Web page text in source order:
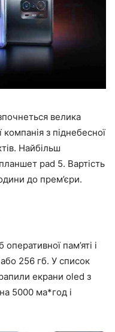
велика
з піднебесної
Найбільш
pad 5. Вартість
до прем’єри.
пам’яті і
256 гб. У список
екрани oled з
5000 ма*год і